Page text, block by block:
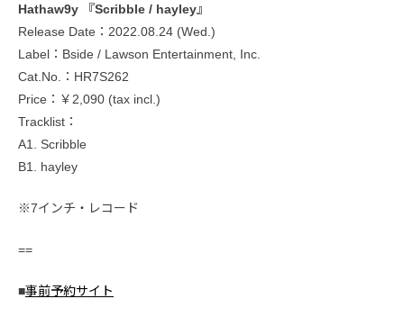
Hathaw9y 『Scribble / hayley』
Release Date：2022.08.24 (Wed.)
Label：Bside / Lawson Entertainment, Inc.
Cat.No.：HR7S262
Price：￥2,090 (tax incl.)
Tracklist：
A1. Scribble
B1. hayley
※7インチ・レコード
==
■事前予約サイト